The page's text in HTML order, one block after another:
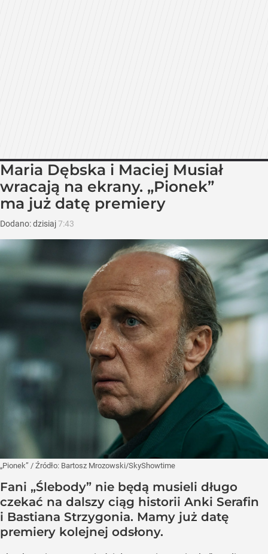
Maria Dębska i Maciej Musiał
wracają na ekrany. „Pionek”
ma już datę premiery
Dodano:dzisiaj7:43
„Pionek” / Źródło: Bartosz Mrozowski/SkyShowtime
Fani „Ślebody” nie będą musieli długo
czekać na dalszy ciąg historii Anki Serafin
i Bastiana Strzygonia. Mamy już datę
premiery kolejnej odsłony.